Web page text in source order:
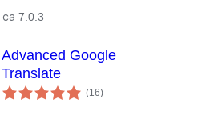
7.0.3
Advanced Google
Translate
(16укупних
оцена
)